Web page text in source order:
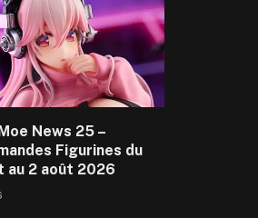
News 25 –
Figurines du
au 2 août 2026